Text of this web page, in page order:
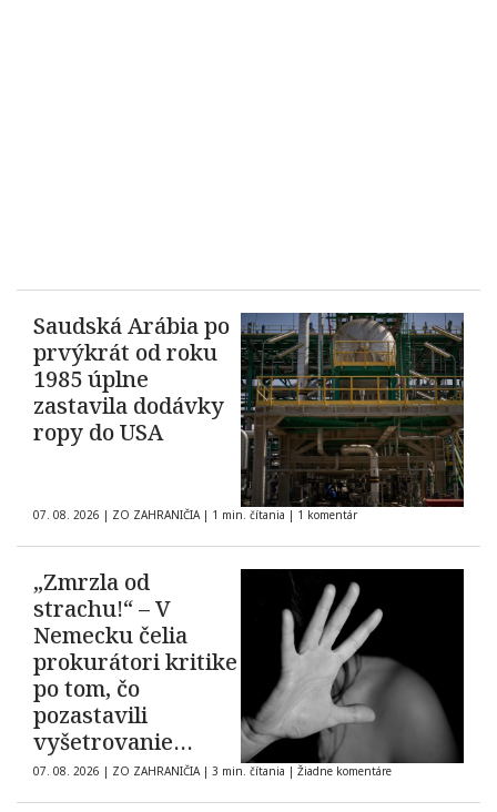
Saudská Arábia po
prvýkrát od roku
1985 úplne
zastavila dodávky
ropy do USA
07. 08. 2026 | ZO ZAHRANIČIA | 1 min. čítania | 1 komentár
„Zmrzla od
strachu!“ – V
Nemecku čelia
prokurátori kritike
po tom, čo
pozastavili
vyšetrovanie
prípadu údajného
hromadného
07. 08. 2026 | ZO ZAHRANIČIA | 3 min. čítania | Žiadne komentáre